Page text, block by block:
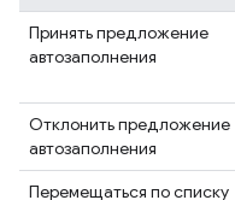
Принять предложение
автозаполнения
Отклонить предложение
автозаполнения
Перемещаться по списку